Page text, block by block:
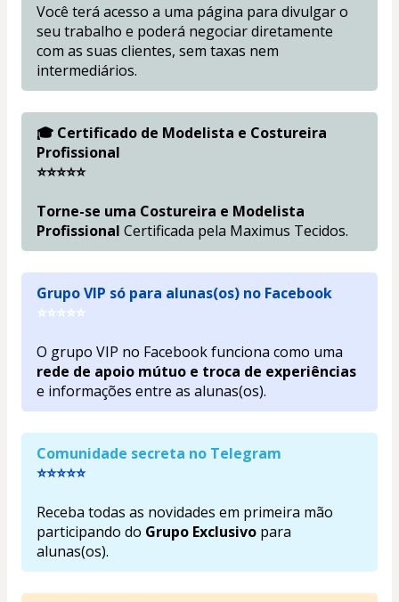
Você terá acesso a uma página para divulgar o
seu trabalho e poderá negociar diretamente
com as suas clientes, sem taxas nem
intermediários.
🎓 Certificado de Modelista e Costureira
Profissional
⭐⭐⭐⭐⭐
Torne-se uma Costureira e Modelista
Profissional Certificada pela Maximus Tecidos.
Grupo VIP só para alunas(os) no Facebook
⭐⭐⭐⭐⭐
rede de apoio mútuo e troca de experiências
e informações entre as alunas(os).
Comunidade secreta no Telegram
⭐⭐⭐⭐⭐
Receba todas as novidades em primeira mão
participando do Grupo Exclusivo para
alunas(os).